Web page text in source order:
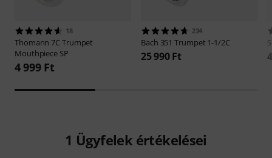
18
Thomann7C Trumpet
Mouthpiece SP
4 999 Ft
234
Bach 351 Trumpet 1-1/2C
25 990 Ft
1 Ügyfelek értékelései